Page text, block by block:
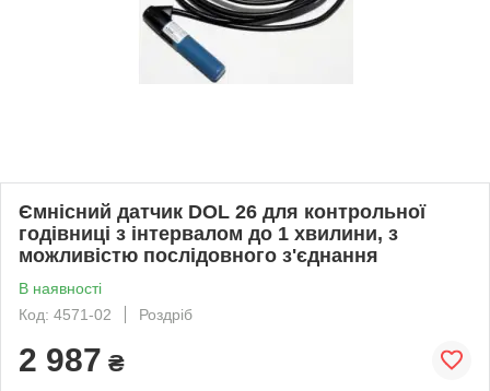
Ємнісний датчик DOL 26 для контрольної
годівниці з інтервалом до 1 хвилини, з
можливістю послідовного з'єднання
В наявності
Код: 4571-02
Роздріб
2 987 ₴